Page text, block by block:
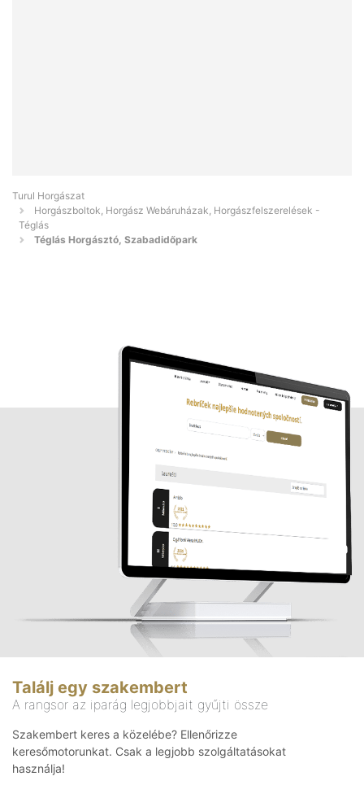
Turul Horgászat
Horgászboltok, Horgász Webáruházak, Horgászfelszerelések -
Téglás
Téglás Horgásztó, Szabadidőpark
Találj egy szakembert
A rangsor az iparág legjobbjait gyűjti össze
Szakembert keres a közelébe? Ellenőrizze
keresőmotorunkat. Csak a legjobb szolgáltatásokat
használja!